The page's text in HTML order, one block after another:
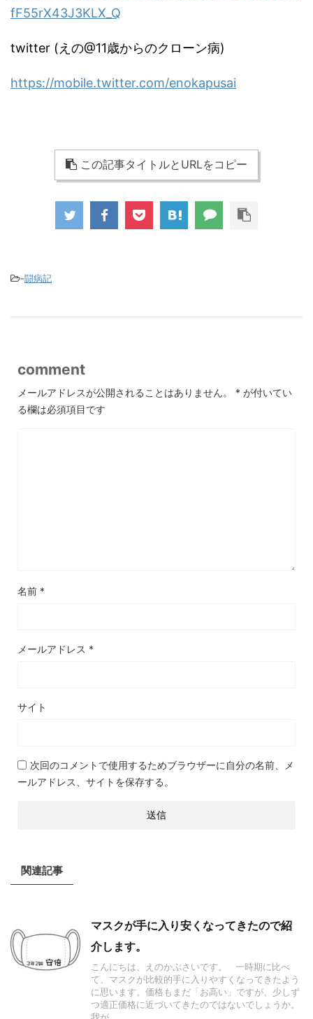
fF55rX43J3KLX_Q
twitter (えの@11歳からのクローン病)
https://mobile.twitter.com/enokapusai
この記事タイトルとURLをコピー
-闘病記
comment
メールアドレスが公開されることはありません。 * が付いてい
る欄は必須項目です
名前 *
メールアドレス *
サイト
次回のコメントで使用するためブラウザーに自分の名前、メ
ールアドレス、サイトを保存する。
関連記事
マスクが手に入り安くなってきたので紹
介します。
こんにちは、えのかぷさいです。 一時期に比べ
て、マスクが比較的手に入りやすくなってきたよう
に思います。価格もまだ「お高い」ですが、少しず
つ適正価格に近づいてきたのではないでしょうか。
我が ...